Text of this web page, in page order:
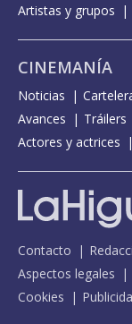
Artistas y grupos
CINEMANÍA
Noticias
Avances
Tráilers
Actores y actrices
Contacto
Aspectos legales
Cookies